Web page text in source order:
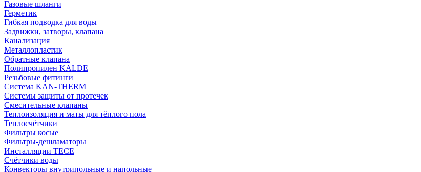
Газовые шланги
Герметик
Гибкая подводка для воды
Задвижки, затворы, клапана
Канализация
Металлопластик
Обратные клапана
Полипропилен KALDE
Резьбовые фитинги
Система KAN-THERM
Системы защиты от протечек
Смесительные клапаны
Теплоизоляция и маты для тёплого пола
Теплосчётчики
Фильтры косые
Фильтры-дешламаторы
Инсталляции TECE
Счётчики воды
Конвекторы внутрипольные и напольные